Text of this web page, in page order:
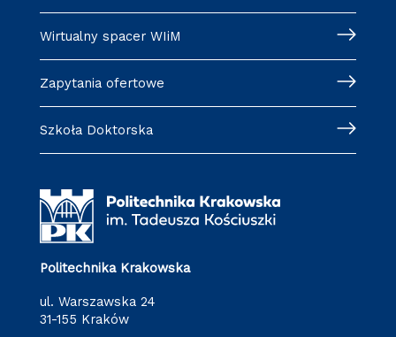
Wirtualny spacer WIiM
Zapytania ofertowe
Szkoła Doktorska
Politechnika Krakowska
ul. Warszawska 24
31-155 Kraków